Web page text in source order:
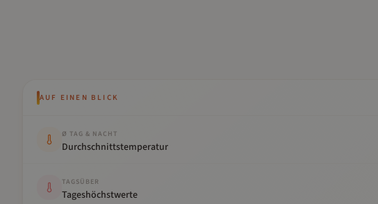
AUF EINEN BLICK
Ø TAG & NACHT
Durchschnittstemperatur
TAGSÜBER
Tageshöchstwerte